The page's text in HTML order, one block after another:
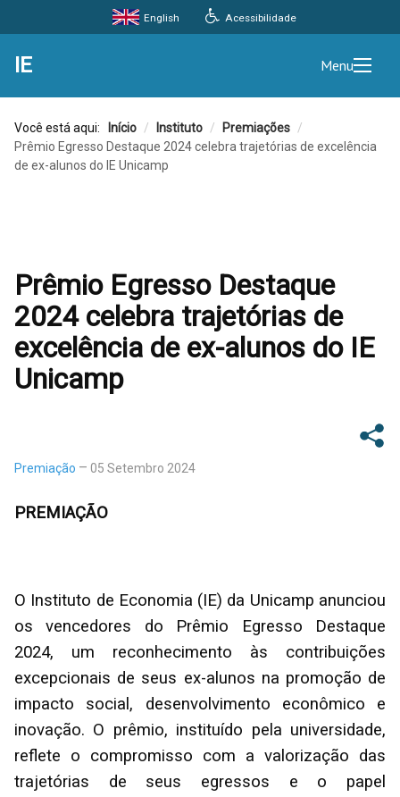
Acessibilidade
English
IE Menu
Você está aqui: Início / Instituto / Premiações /
Prêmio Egresso Destaque 2024 celebra trajetórias de excelência
de ex-alunos do IE Unicamp
Prêmio Egresso Destaque
2024 celebra trajetórias de
excelência de ex-alunos do IE
Unicamp
Premiação 05 Setembro 2024
PREMIAÇÃO
O Instituto de Economia (IE) da Unicamp anunciou
os vencedores do Prêmio Egresso Destaque
2024, um reconhecimento às contribuições
excepcionais de seus ex-alunos na promoção de
impacto social, desenvolvimento econômico e
inovação. O prêmio, instituído pela universidade,
reflete o compromisso com a valorização das
trajetórias de seus egressos e o papel